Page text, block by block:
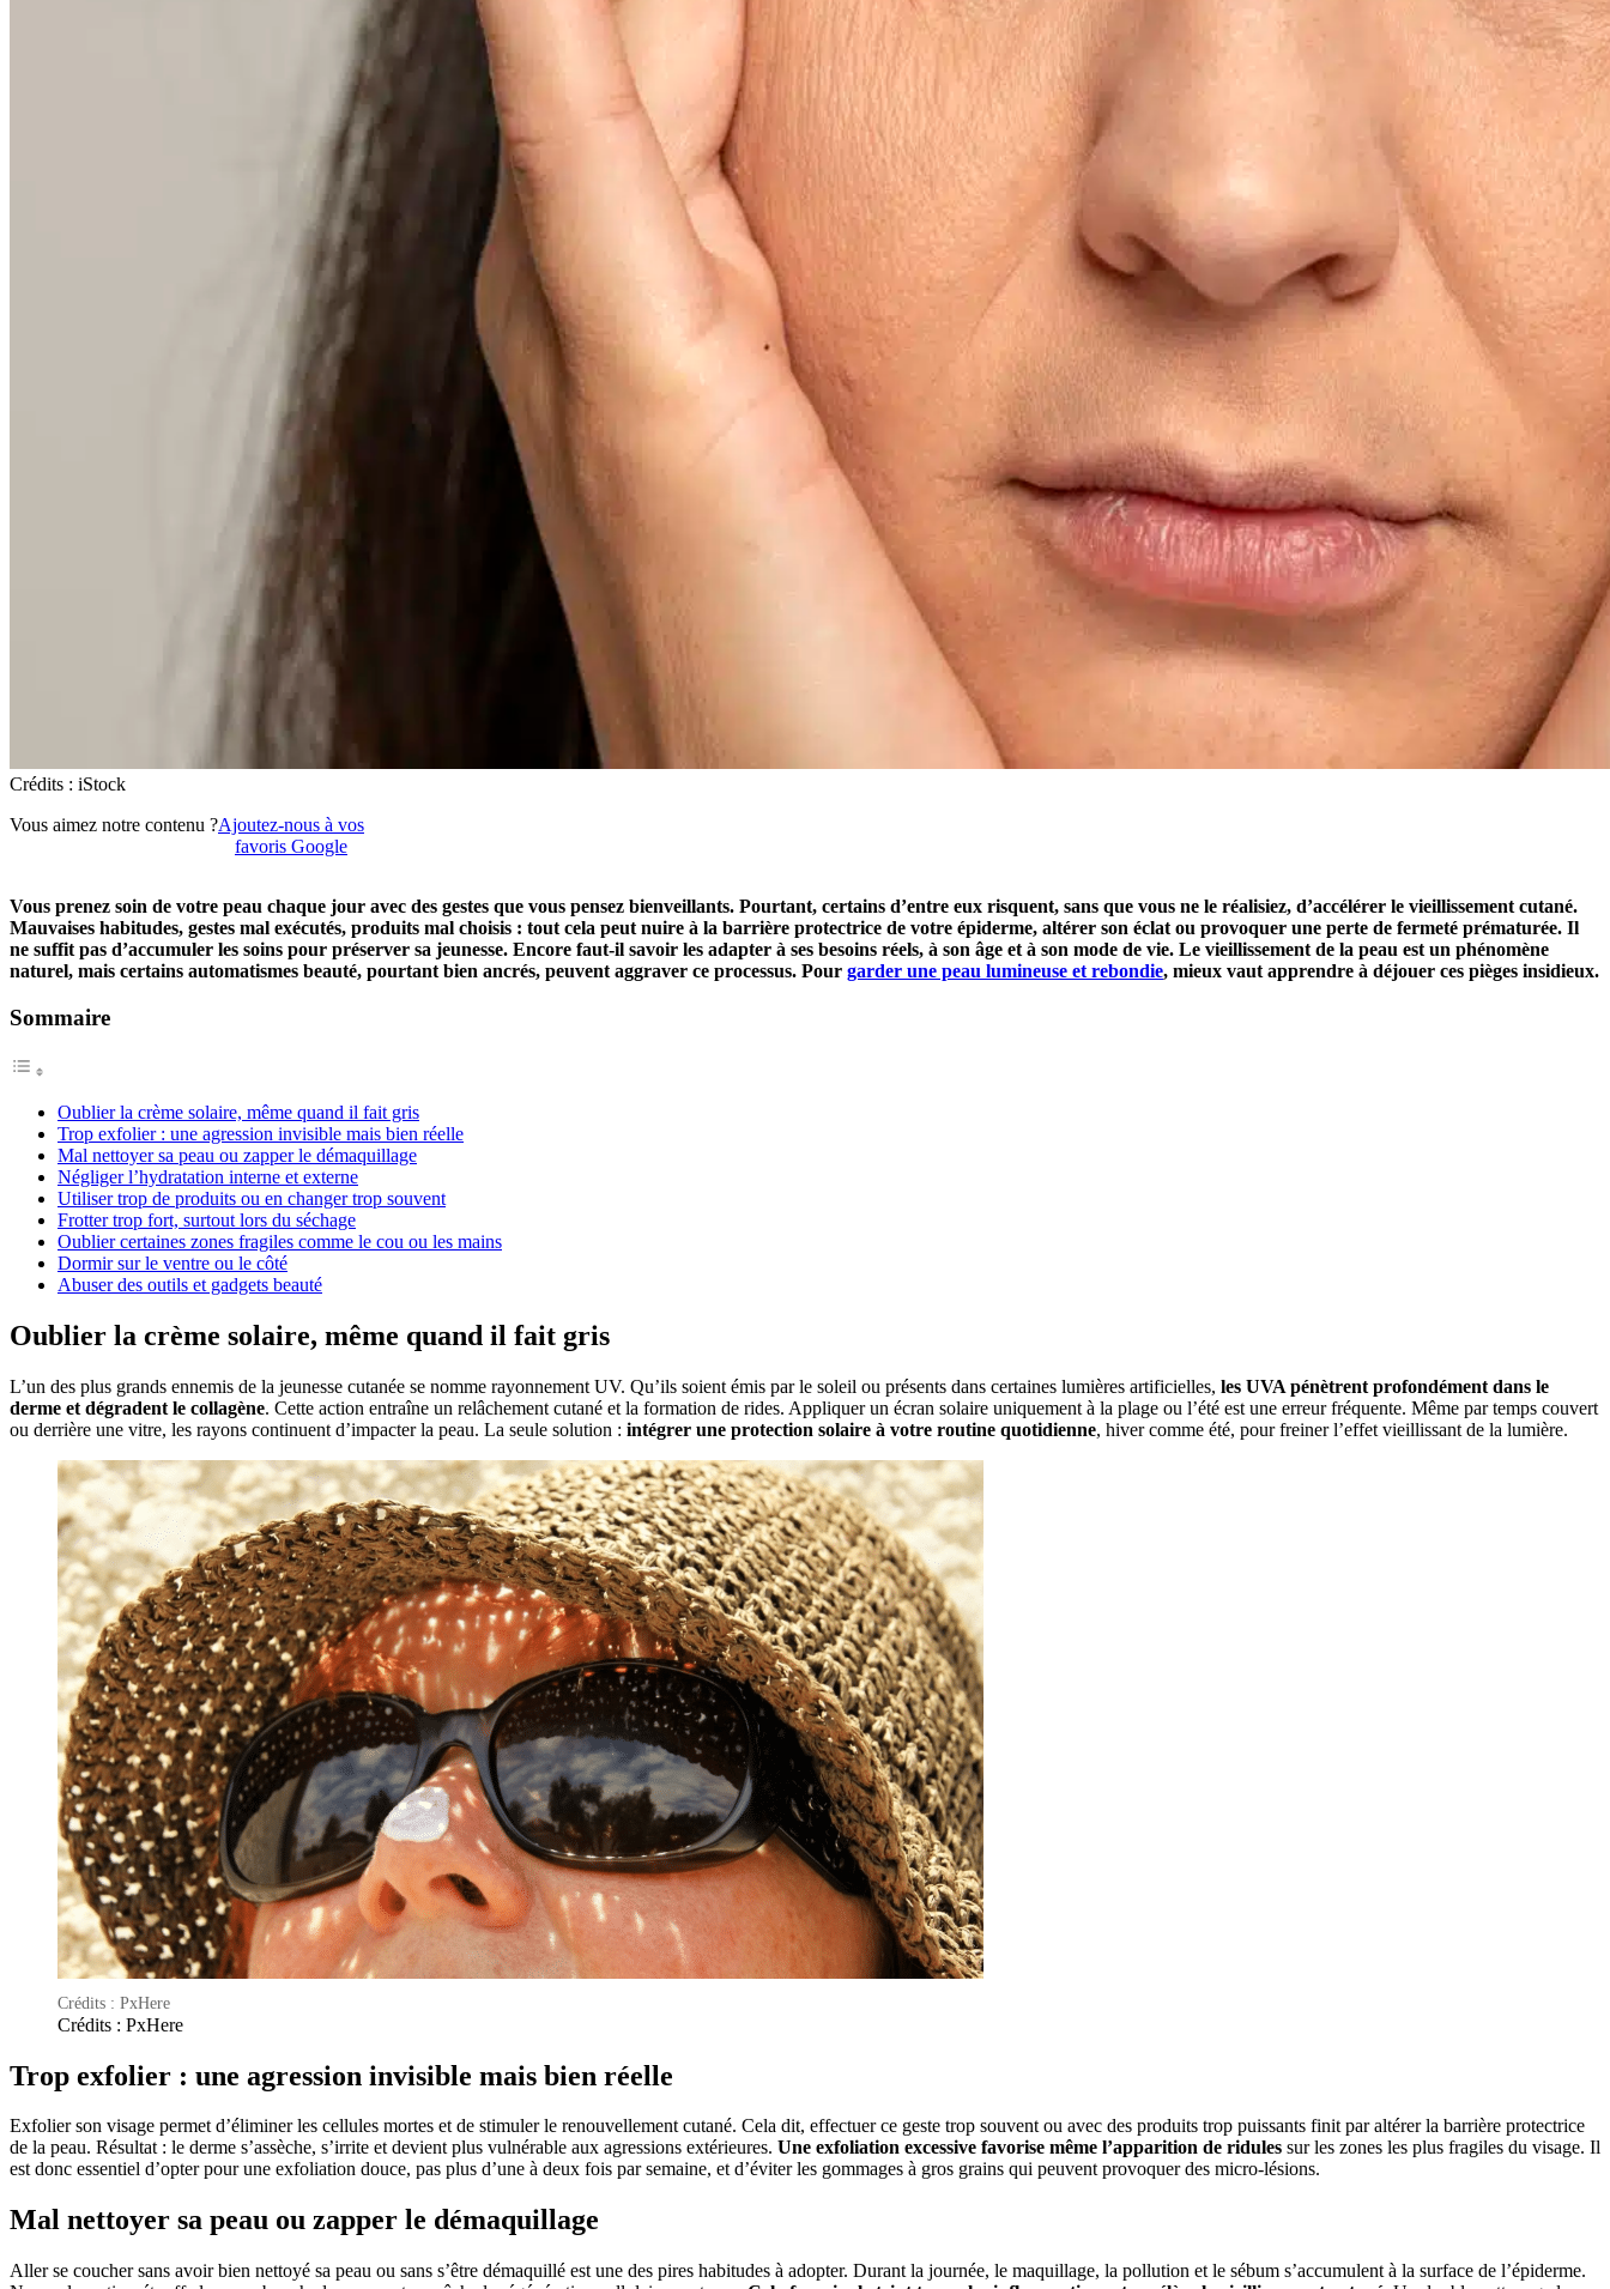
Crédits : iStock
Vous aimez notre contenu ?Ajoutez-nous à vos
favoris Google
Vous prenez soin de votre peau chaque jour avec des gestes que vous pensez bienveillants. Pourtant, certains d’entre eux risquent, sans que vous ne le réalisiez, d’accélérer le vieillissement cutané.
Mauvaises habitudes, gestes mal exécutés, produits mal choisis : tout cela peut nuire à la barrière protectrice de votre épiderme, altérer son éclat ou provoquer une perte de fermeté prématurée. Il
ne suffit pas d’accumuler les soins pour préserver sa jeunesse. Encore faut-il savoir les adapter à ses besoins réels, à son âge et à son mode de vie. Le vieillissement de la peau est un phénomène
naturel, mais certains automatismes beauté, pourtant bien ancrés, peuvent aggraver ce processus. Pour garder une peau lumineuse et rebondie, mieux vaut apprendre à déjouer ces pièges insidieux.
Sommaire
Oublier la crème solaire, même quand il fait gris
Trop exfolier : une agression invisible mais bien réelle
Mal nettoyer sa peau ou zapper le démaquillage
Négliger l’hydratation interne et externe
Utiliser trop de produits ou en changer trop souvent
Frotter trop fort, surtout lors du séchage
Oublier certaines zones fragiles comme le cou ou les mains
Dormir sur le ventre ou le côté
Abuser des outils et gadgets beauté
Oublier la crème solaire, même quand il fait gris
L’un des plus grands ennemis de la jeunesse cutanée se nomme rayonnement UV. Qu’ils soient émis par le soleil ou présents dans certaines lumières artificielles, les UVA pénètrent profondément dans le
derme et dégradent le collagène. Cette action entraîne un relâchement cutané et la formation de rides. Appliquer un écran solaire uniquement à la plage ou l’été est une erreur fréquente. Même par temps couvert
ou derrière une vitre, les rayons continuent d’impacter la peau. La seule solution : intégrer une protection solaire à votre routine quotidienne, hiver comme été, pour freiner l’effet vieillissant de la lumière.
Crédits : PxHere
Crédits : PxHere
Trop exfolier : une agression invisible mais bien réelle
Exfolier son visage permet d’éliminer les cellules mortes et de stimuler le renouvellement cutané. Cela dit, effectuer ce geste trop souvent ou avec des produits trop puissants finit par altérer la barrière protectrice
de la peau. Résultat : le derme s’assèche, s’irrite et devient plus vulnérable aux agressions extérieures. Une exfoliation excessive favorise même l’apparition de ridules sur les zones les plus fragiles du visage. Il
est donc essentiel d’opter pour une exfoliation douce, pas plus d’une à deux fois par semaine, et d’éviter les gommages à gros grains qui peuvent provoquer des micro-lésions.
Mal nettoyer sa peau ou zapper le démaquillage
Aller se coucher sans avoir bien nettoyé sa peau ou sans s’être démaquillé est une des pires habitudes à adopter. Durant la journée, le maquillage, la pollution et le sébum s’accumulent à la surface de l’épiderme.